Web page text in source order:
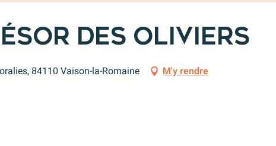
des Oliviers
84110 Vaison-la-Romaine M'y rendre